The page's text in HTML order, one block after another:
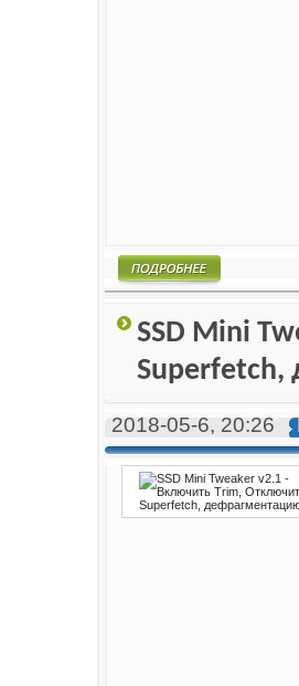
SSD Mini
Superfetch,
2018-05-6, 20:26